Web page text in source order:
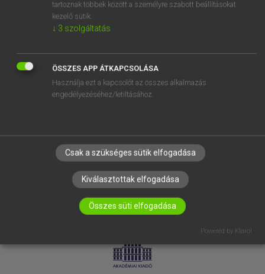
VÁLLALATI MEGOLDÁSOK
RÓLUNK
ELÉRHETŐSÉG
SÜTI BEÁLLÍTÁSOK
LICENCSZERZŐDÉS ADATVÉDELEM
tartoznak többek között a személyre szabott beállításokat
kezelő sütik.
↓ 3 szolgáltatás
ÖSSZES APP ÁTKAPCSOLÁSA
Használja ezt a kapcsolót az összes alkalmazás
engedélyezéséhez/letiltásához.
Csak a szükséges sütik elfogadása
Kiválasztottak elfogadása
Összes süti elfogadása
Powered by Klaro!